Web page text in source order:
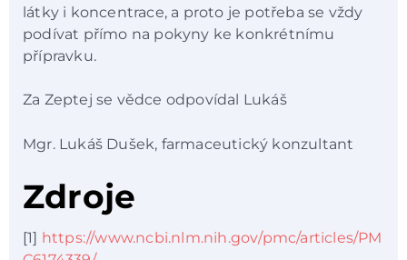
látky i koncentrace, a proto je potřeba se vždy
podívat přímo na pokyny ke konkrétnímu
přípravku.
Za Zeptej se vědce odpovídal Lukáš
Mgr. Lukáš Dušek, farmaceutický konzultant
Zdroje
[1] https://www.ncbi.nlm.nih.gov/pmc/articles/PM